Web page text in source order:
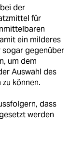
der
für
ein milderes
gegenüber
um dem
Auswahl des
können.
dass
werden